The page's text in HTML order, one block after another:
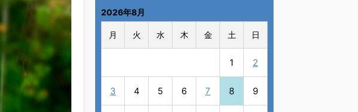
2026年8月
月 火 水 木 金 土 日
1 2
3 4 5 6 7 8 9